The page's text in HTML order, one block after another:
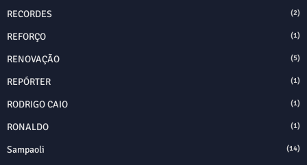
RECORDES (2)
REFORÇO (1)
RENOVAÇÃO (5)
REPÓRTER (1)
RODRIGO CAIO (1)
RONALDO (1)
Sampaoli (14)